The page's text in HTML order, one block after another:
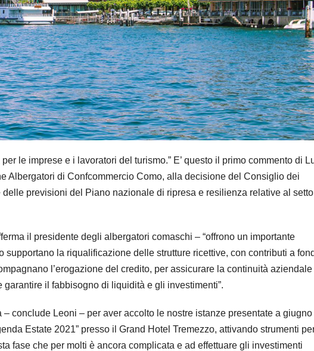
le imprese e i lavoratori del turismo.” E’ questo il primo commento di
Albergatori di Confcommercio Como, alla decisione del Consiglio dei
previsioni del Piano nazionale di ripresa e resilienza relative al
il presidente degli albergatori comaschi – “offrono un importante
supportano la riqualificazione delle strutture ricettive, con contributi a
l’erogazione del credito, per assicurare la continuità aziendale
il fabbisogno di liquidità e gli investimenti”.
conclude Leoni – per aver accolto le nostre istanze presentate a giugno
Estate 2021” presso il Grand Hotel Tremezzo, attivando strumenti
fase che per molti è ancora complicata e ad effettuare gli investimenti